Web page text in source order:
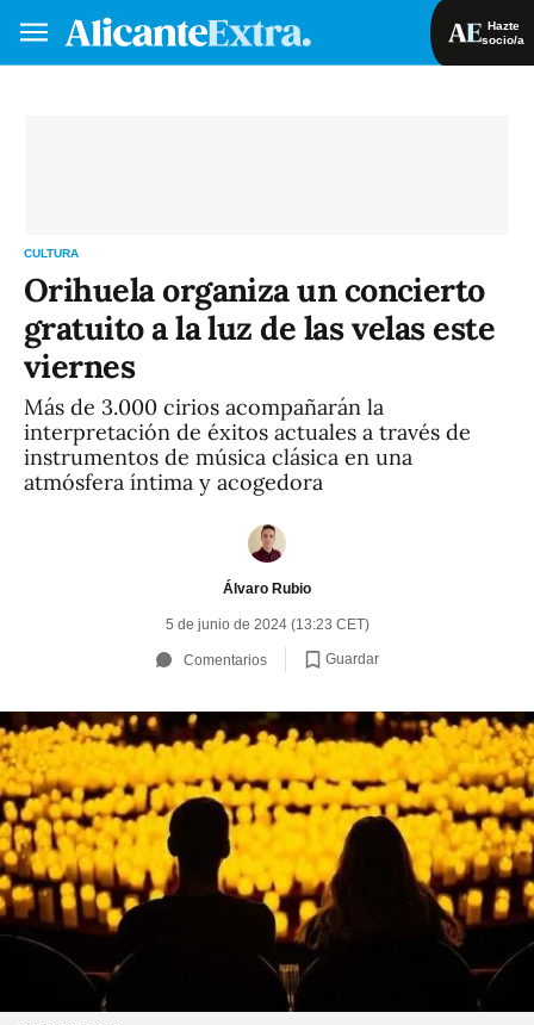
Hazte
socio/a
CULTURA
Orihuela organiza un concierto
gratuito a la luz de las velas este
viernes
Más de 3.000 cirios acompañarán la
interpretación de éxitos actuales a través de
instrumentos de música clásica en una
atmósfera íntima y acogedora
Álvaro Rubio
5 de junio de 2024 (13:23 CET)
Comentarios Guardar